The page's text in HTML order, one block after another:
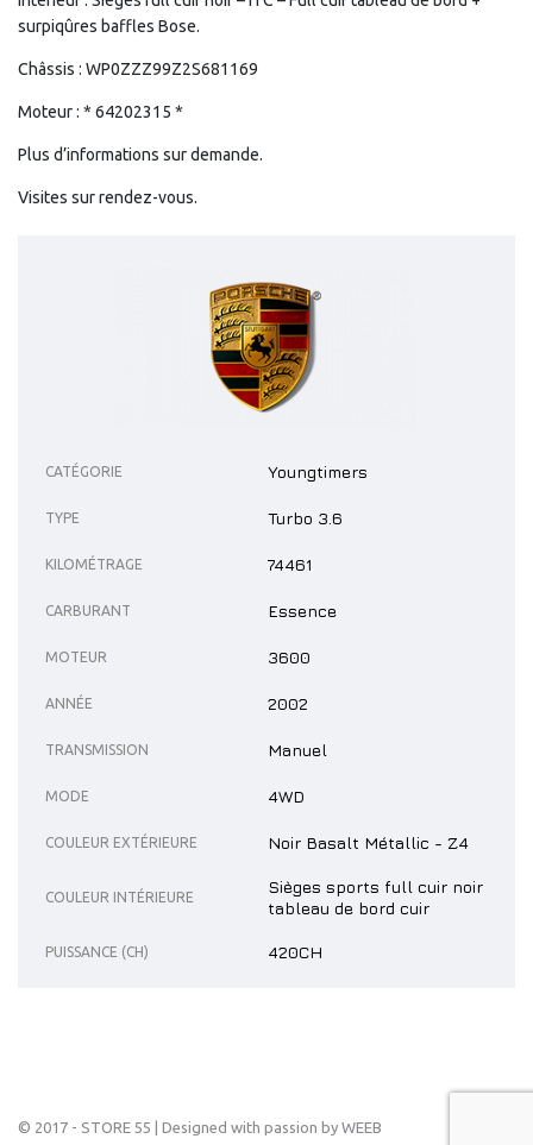
surpiqûres baffles Bose.
Châssis : WP0ZZZ99Z2S681169
Moteur : * 64202315 *
Plus d’informations sur demande.
Visites sur rendez-vous.
CATÉGORIE Youngtimers
TYPE Turbo 3.6
KILOMÉTRAGE 74461
CARBURANT Essence
MOTEUR 3600
ANNÉE 2002
TRANSMISSION Manuel
MODE 4WD
COULEUR EXTÉRIEURE Noir Basalt Métallic - Z4
COULEUR INTÉRIEURE
Sièges sports full cuir noir
tableau de bord cuir
PUISSANCE (CH) 420CH
© 2017 - STORE 55 | Designed with passion by WEEB